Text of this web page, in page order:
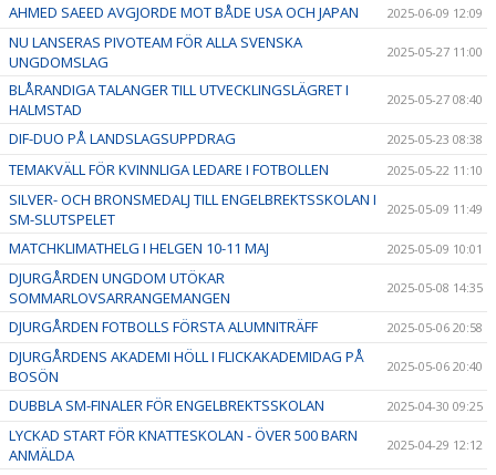
AHMED SAEED AVGJORDE MOT BÅDE USA OCH JAPAN 2025-06-09 12:09
NU LANSERAS PIVOTEAM FÖR ALLA SVENSKA
UNGDOMSLAG
2025-05-27 11:00
BLÅRANDIGA TALANGER TILL UTVECKLINGSLÄGRET I
HALMSTAD
2025-05-27 08:40
DIF-DUO PÅ LANDSLAGSUPPDRAG 2025-05-23 08:38
TEMAKVÄLL FÖR KVINNLIGA LEDARE I FOTBOLLEN 2025-05-22 11:10
SILVER- OCH BRONSMEDALJ TILL ENGELBREKTSSKOLAN I
SM-SLUTSPELET
2025-05-09 11:49
MATCHKLIMATHELG I HELGEN 10-11 MAJ 2025-05-09 10:01
DJURGÅRDEN UNGDOM UTÖKAR
SOMMARLOVSARRANGEMANGEN
2025-05-08 14:35
DJURGÅRDEN FOTBOLLS FÖRSTA ALUMNITRÄFF 2025-05-06 20:58
DJURGÅRDENS AKADEMI HÖLL I FLICKAKADEMIDAG PÅ
BOSÖN
2025-05-06 20:40
DUBBLA SM-FINALER FÖR ENGELBREKTSSKOLAN 2025-04-30 09:25
LYCKAD START FÖR KNATTESKOLAN - ÖVER 500 BARN
ANMÄLDA
2025-04-29 12:12